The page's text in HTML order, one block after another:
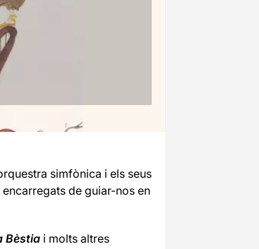
simfònica i els seus
encarregats de guiar-nos en
Bèstia i molts altres